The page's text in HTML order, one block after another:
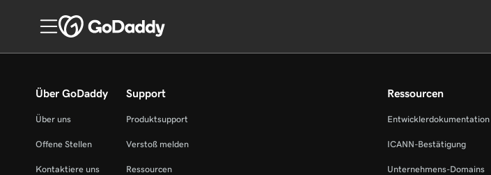
Über GoDaddy
Über uns
Offene Stellen
Kontaktiere uns
Support
Produktsupport
Verstoß melden
Ressourcen
Ressourcen
Entwicklerdokumentation
ICANN-Bestätigung
Unternehmens-Domains